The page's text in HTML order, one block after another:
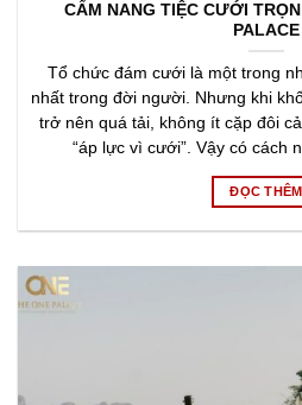
CẨM NANG TIỆC CƯỚI
PALACE
Tổ chức đám cưới là một trong
nhất trong đời người. Nhưng khi
trở nên quá tải, không ít cặp đôi
“áp lực vì cưới”. Vậy có cách
ĐỌC THÊM